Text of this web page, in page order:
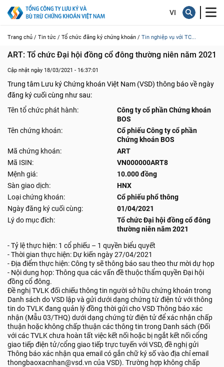
Trang chủ / Tin tức / Tổ chức đăng ký chứng khoán / Tin nghiệp vụ với TC...
ART: Tổ chức Đại hội đồng cổ đông thường niên năm 2021
Cập nhật ngày 18/03/2021 - 16:37:01
Trung tâm Lưu ký Chứng khoán Việt Nam (VSD) thông báo về ngày
đăng ký cuối cùng như sau:
Tên tổ chức phát hành:
Công ty cổ phần Chứng khoán
BOS
Tên chứng khoán:
Cổ phiếu Công ty cổ phần
Chứng khoán BOS
Mã chứng khoán:
ART
Mã ISIN:
VN000000ART8
Mệnh giá:
10.000 đồng
Sàn giao dịch:
HNX
Loại chứng khoán:
Cổ phiếu phổ thông
Ngày đăng ký cuối cùng:
01/04/2021
Lý do mục đích:
Tổ chức Đại hội đồng cổ đông
thường niên năm 2021
- Tỷ lệ thực hiện: 1 cổ phiếu – 1 quyền biểu quyết
- Thời gian thực hiện: Dự kiến ngày 27/04/2021
- Địa điểm thực hiện: Công ty sẽ thông báo sau theo thư mời dự họp
- Nội dung họp: Thông qua các vấn đề thuộc thẩm quyền Đại hội
đồng cổ đông.
Đề nghị TVLK đối chiếu thông tin người sở hữu chứng khoán trong
Danh sách do VSD lập và gửi dưới dạng chứng từ điện tử với thông
tin do TVLK đang quản lý đồng thời gửi cho VSD Thông báo xác
nhận (Mẫu 03/THQ) dưới dạng chứng từ điện tử để xác nhận chấp
thuận hoặc không chấp thuận các thông tin trong Danh sách (Đối
với các TVLK chưa hoàn tất việc kết nối hoặc bị ngắt kết nối cổng
giao tiếp điện tử/cổng giao tiếp trực tuyến với VSD, đề nghị gửi
Thông báo xác nhận qua email có gắn chữ ký số vào địa chỉ email
thongbaoxacnhan@vsd.vn của VSD). Trường hợp không chấp